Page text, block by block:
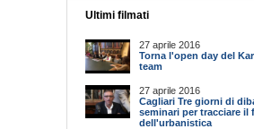
Ultimi filmati
27 aprile 2016
Torna l'open day del
team
27 aprile 2016
Cagliari Tre giorni di
seminari per tracciare il
dell'urbanistica